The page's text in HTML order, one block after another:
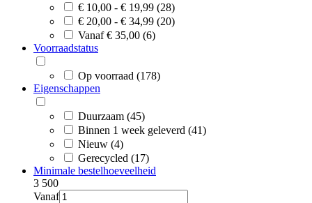
€ 10,00 - € 19,99 (28)
€ 20,00 - € 34,99 (20)
Vanaf € 35,00 (6)
Voorraadstatus
Op voorraad (178)
Eigenschappen
Duurzaam (45)
Binnen 1 week geleverd (41)
Nieuw (4)
Gerecycled (17)
Minimale bestelhoeveelheid
3 500
Vanaf